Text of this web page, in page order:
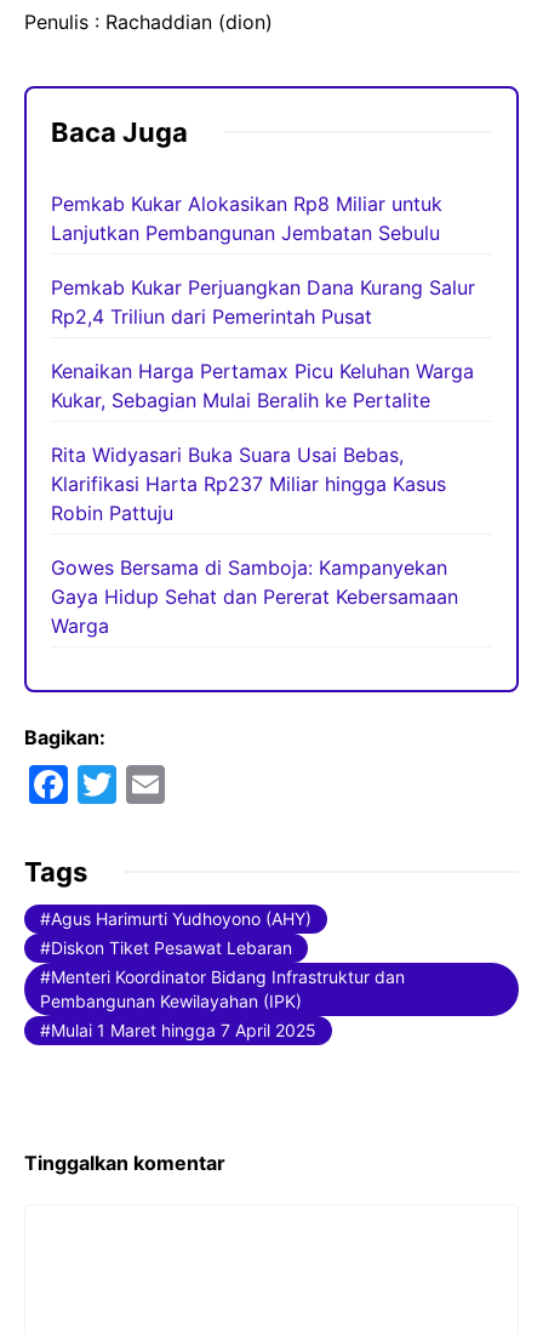
Penulis : Rachaddian (dion)
Baca Juga
Pemkab Kukar Alokasikan Rp8 Miliar untuk
Lanjutkan Pembangunan Jembatan Sebulu
Pemkab Kukar Perjuangkan Dana Kurang Salur
Rp2,4 Triliun dari Pemerintah Pusat
Kenaikan Harga Pertamax Picu Keluhan Warga
Kukar, Sebagian Mulai Beralih ke Pertalite
Rita Widyasari Buka Suara Usai Bebas,
Klarifikasi Harta Rp237 Miliar hingga Kasus
Robin Pattuju
Gowes Bersama di Samboja: Kampanyekan
Gaya Hidup Sehat dan Pererat Kebersamaan
Warga
Bagikan:
F
c
e
b
o
o
k
T
er l
Tags
Agus Harimurti Yudhoyono (AHY)
Diskon Tiket Pesawat Lebaran
Menteri Koordinator Bidang Infrastruktur dan
Pembangunan Kewilayahan (IPK)
Mulai 1 Maret hingga 7 April 2025
Tinggalkan komentar